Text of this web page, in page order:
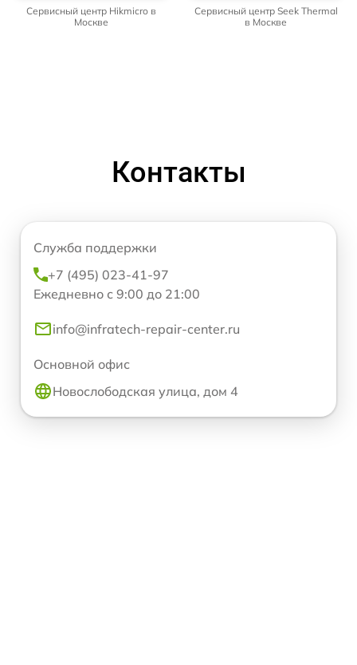
Сервисный центр Hikmicro в
Москве
Сервисный центр Seek Thermal
в Москве
Контакты
Служба поддержки
+7 (495) 023-41-97
Ежедневно с 9:00 до 21:00
info@infratech-repair-center.ru
Основной офис
Новослободская улица, дом 4